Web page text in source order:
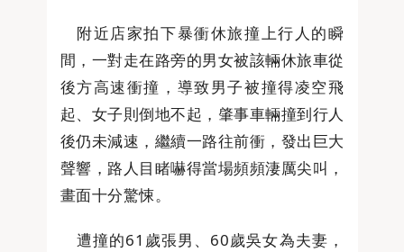
附近店家拍下暴衝休旅撞上行人的瞬
間，一對走在路旁的男女被該輛休旅車從
後方高速衝撞，導致男子被撞得凌空飛
起、女子則倒地不起，肇事車輛撞到行人
後仍未減速，繼續一路往前衝，發出巨大
聲響，路人目睹嚇得當場頻頻淒厲尖叫，
畫面十分驚悚。
遭撞的61歲張男、60歲吳女為夫妻，